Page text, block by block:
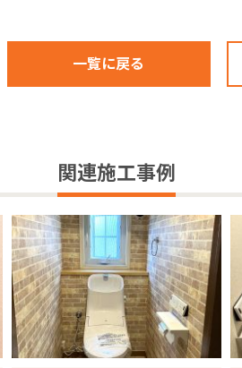
一覧に戻る
関連施工事例